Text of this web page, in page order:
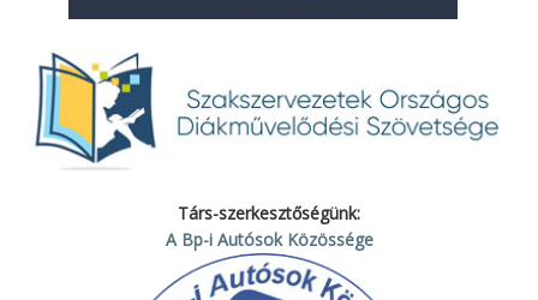
Társ-szerkesztőségünk:
A Bp-i Autósok Közössége